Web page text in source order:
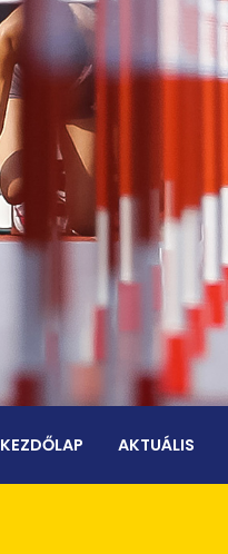
KEZDŐLAP AKTUÁLIS